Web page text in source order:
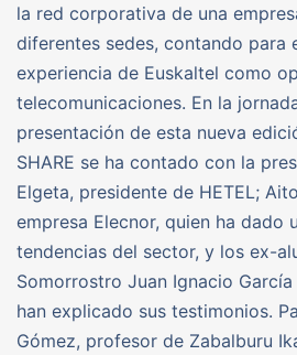
la red corporativa de una
diferentes sedes, contando para
experiencia de Euskaltel como
telecomunicaciones. En la
presentación de esta nueva
SHARE se ha contado con la
Elgeta, presidente de HETEL;
empresa Elecnor, quien ha dado
tendencias del sector, y los ex-
Somorrostro Juan Ignacio
han explicado sus testimonios.
Gómez, profesor de Zabalburu